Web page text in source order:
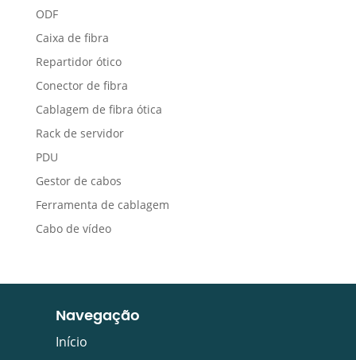
ODF
Caixa de fibra
Repartidor ótico
Conector de fibra
Cablagem de fibra ótica
Rack de servidor
PDU
Gestor de cabos
Ferramenta de cablagem
Cabo de vídeo
Navegação
Início